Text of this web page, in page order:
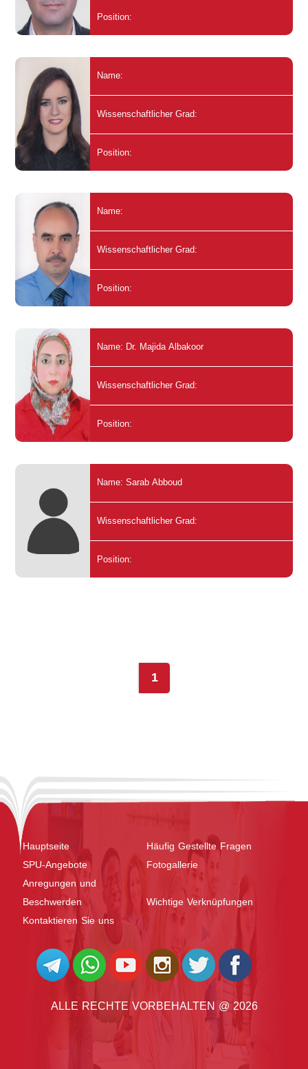
Position:
Name:
Wissenschaftlicher Grad:
Position:
Name:
Wissenschaftlicher Grad:
Position:
Name: Dr. Majida Albakoor
Wissenschaftlicher Grad:
Position:
Name: Sarab Abboud
Wissenschaftlicher Grad:
Position:
1
Hauptseite
Häufig Gestellte Fragen
SPU-Angebote
Fotogallerie
Anregungen und
Beschwerden
Wichtige Verknüpfungen
Kontaktieren Sie uns
ALLE RECHTE VORBEHALTEN @ 2026